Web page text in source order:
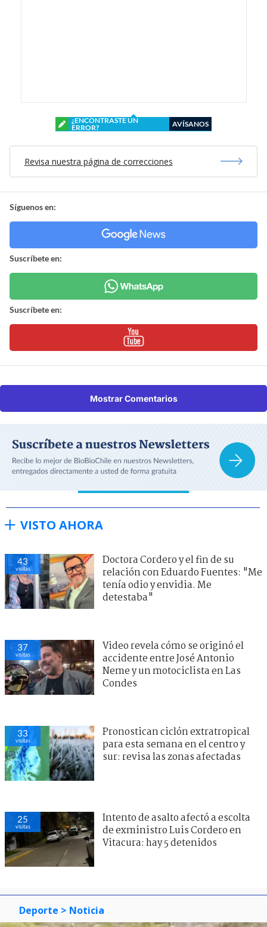
¿ENCONTRASTE UN
ERROR?
AVÍSANOS
Revisa nuestra página de correcciones
Síguenos en:
Suscríbete en:
Suscríbete en:
Mostrar Comentarios
VISTO AHORA
43
visitas
Doctora Cordero y el fin de su
relación con Eduardo Fuentes: "Me
tenía odio y envidia. Me
detestaba"
37
visitas
Video revela cómo se originó el
accidente entre José Antonio
Neme y un motociclista en Las
Condes
33
visitas
Pronostican ciclón extratropical
para esta semana en el centro y
sur: revisa las zonas afectadas
25
visitas
Intento de asalto afectó a escolta
de exministro Luis Cordero en
Vitacura: hay 5 detenidos
Deporte > Noticia